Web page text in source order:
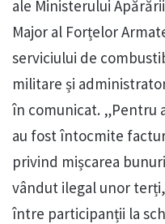
ale Ministerului
Major al Forțelor
serviciului de
militare și
în comunicat. „Pentru
au fost întocmite
privind mișcarea
vândut ilegal unor
între participanții la